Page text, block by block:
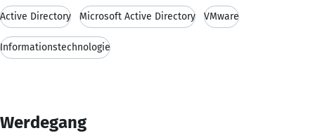
Active Directory Microsoft Active Directory VMware
Informationstechnologie
Werdegang